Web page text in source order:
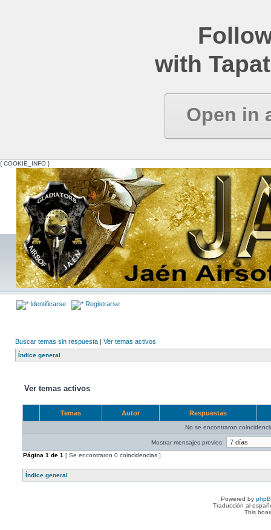
with
Open in
{ COOKIE_INFO }
Identificarse Registrarse
Buscar temas sin respuesta | Ver temas activos
Índice general
Ver temas activos
Temas Autor Respuestas
No se encontraron
Mostrar mensajes previos:
Página 1 de 1 [ Se encontraron 0 coincidencias ]
Índice general
Powered by
Traducción al
This